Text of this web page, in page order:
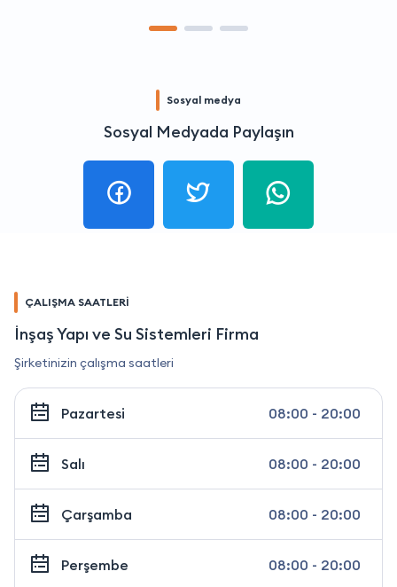
Sosyal medya
Sosyal Medyada Paylaşın
ÇALIŞMA SAATLERİ
İnşaş Yapı ve Su Sistemleri Firma
Şirketinizin çalışma saatleri
Pazartesi 08:00 - 20:00
Salı 08:00 - 20:00
Çarşamba 08:00 - 20:00
Perşembe 08:00 - 20:00